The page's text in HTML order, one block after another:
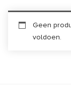
Geen
voldoen.